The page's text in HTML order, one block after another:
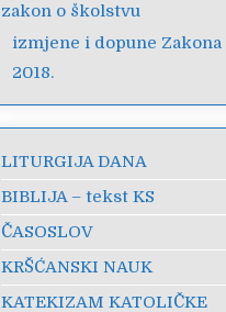
zakon o školstvu
izmjene i dopune Zakona
2018.
LITURGIJA DANA
BIBLIJA – tekst KS
ČASOSLOV
KRŠĆANSKI NAUK
KATEKIZAM KATOLIČKE